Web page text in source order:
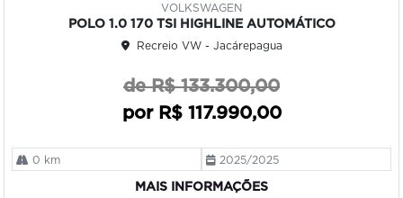
VOLKSWAGEN
POLO 1.0 170 TSI HIGHLINE AUTOMÁTICO
Recreio VW - Jacárepagua
de R$ 133.300,00
por R$ 117.990,00
0 km 2025/2025
MAIS INFORMAÇÕES